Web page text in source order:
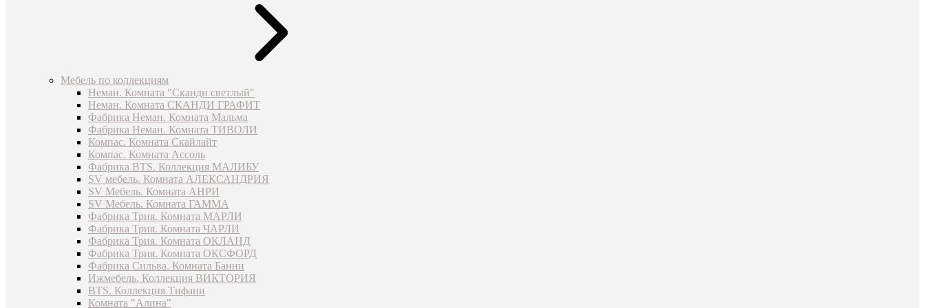
Мебель по коллекциям
Неман. Комната "Сканди светлый"
Неман. Комната СКАНДИ ГРАФИТ
Фабрика Неман. Комната Мальма
Фабрика Неман. Комната ТИВОЛИ
Компас. Комната Скайлайт
Компас. Комната Ассоль
Фабрика BTS. Коллекция МАЛИБУ
SV мебель. Комната АЛЕКСАНДРИЯ
SV Мебель. Комната АНРИ
SV Мебель. Комната ГАММА
Фабрика Трия. Комната МАРЛИ
Фабрика Трия. Комната ЧАРЛИ
Фабрика Трия. Комната ОКЛАНД
Фабрика Трия. Комната ОКСФОРД
Фабрика Сильва. Комната Банни
Ижмебель. Коллекция ВИКТОРИЯ
BTS. Коллекция Тифани
Комната "Алина"